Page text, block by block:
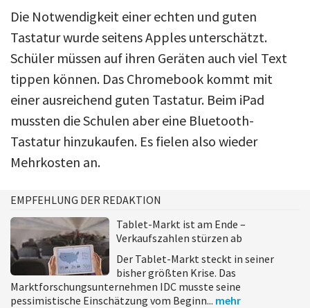
Die Notwendigkeit einer echten und guten
Tastatur wurde seitens Apples unterschätzt.
Schüler müssen auf ihren Geräten auch viel Text
tippen können. Das Chromebook kommt mit
einer ausreichend guten Tastatur. Beim iPad
mussten die Schulen aber eine Bluetooth-
Tastatur hinzukaufen. Es fielen also wieder
Mehrkosten an.
EMPFEHLUNG DER REDAKTION
Tablet-Markt ist am Ende –
Verkaufszahlen stürzen ab
Der Tablet-Markt steckt in seiner
bisher größten Krise. Das
Marktforschungsunternehmen IDC musste seine
pessimistische Einschätzung vom Beginn... mehr